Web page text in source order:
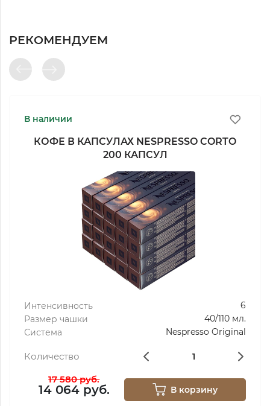
РЕКОМЕНДУЕМ
В наличии
КОФЕ В КАПСУЛАХ NESPRESSO CORTO
200 КАПСУЛ
Интенсивность
6
Размер чашки
40/110 мл.
Система
Nespresso Original
Количество
17 580 руб.
14 064 руб. В корзину